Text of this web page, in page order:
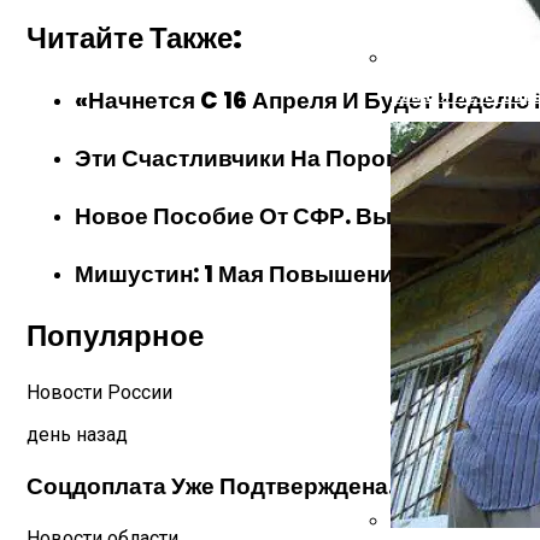
Банная Печь:
Читайте Также:
«Начнется C 16 Апреля И Будет
Эти Счастливчики На Пороге
Новое Пособие От СФР. Выплаты В 10
Мишустин: 1 Мая Повышение Пенсии —
Популярное
Новости России
день назад
Соцдоплата Уже Подтверждена. Эту Сумму